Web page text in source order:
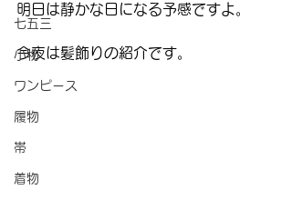
七五三
小物
ワンピース
履物
帯
着物
明日は静かな日になる予感ですよ。
今夜は髪飾りの紹介です。